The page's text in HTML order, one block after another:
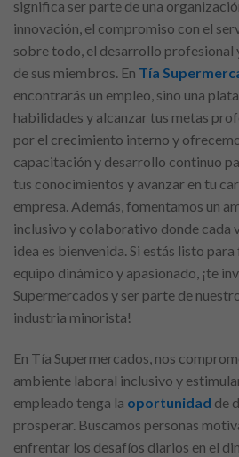
significa ser parte de una
innovación, el compromiso con el
sobre todo, el desarrollo profesional
de sus miembros. En Tía
encontrarás un empleo, sino una
habilidades y alcanzar tus metas
por el crecimiento interno y
capacitación y desarrollo continuo
tus conocimientos y avanzar en tu
empresa. Además, fomentamos un
inclusivo y colaborativo donde cada
idea es bienvenida. Si estás listo
equipo dinámico y apasionado, ¡te
Supermercados y ser parte de
industria minorista!
En Tía Supermercados, nos
ambiente laboral inclusivo y
empleado tenga la oportunidad de
prosperar. Buscamos personas
enfrentar los desafíos diarios en el